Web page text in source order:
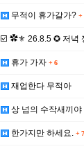
무적이 휴가갈가? +
☑️ ✿⚜ 26.8.5 ✪ 저녁
휴가 가자 + 6
재업한다 무적아
상 넘의 수작새끼야
한가지만 하세요. + 7